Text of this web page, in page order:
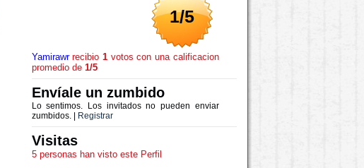
1/5
Yamirawrrecibio 1votos con una calificacion
promedio de 1/5
Envíale un zumbido
Lo sentimos. Los invitados no pueden enviar
zumbidos. |
Registrar
Visitas
5 personas han visto este Perfil